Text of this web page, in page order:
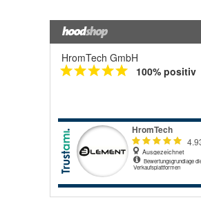
HromTech GmbH
100% positiv